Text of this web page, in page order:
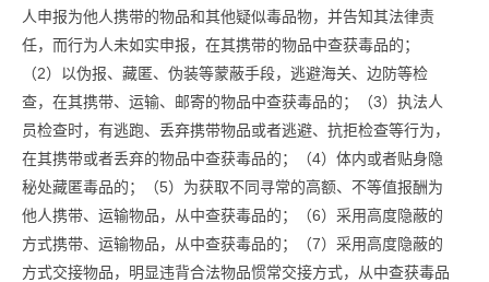
人申报为他人携带的物品和其他疑似毒品物，并告知其法律责
任，而行为人未如实申报，在其携带的物品中查获毒品的；
（2）以伪报、藏匿、伪装等蒙蔽手段，逃避海关、边防等检
查，在其携带、运输、邮寄的物品中查获毒品的；（3）执法人
员检查时，有逃跑、丢弃携带物品或者逃避、抗拒检查等行为，
在其携带或者丢弃的物品中查获毒品的；（4）体内或者贴身隐
秘处藏匿毒品的；（5）为获取不同寻常的高额、不等值报酬为
他人携带、运输物品，从中查获毒品的；（6）采用高度隐蔽的
方式携带、运输物品，从中查获毒品的；（7）采用高度隐蔽的
方式交接物品，明显违背合法物品惯常交接方式，从中查获毒品